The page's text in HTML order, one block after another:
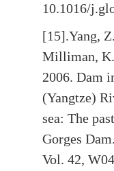
10.1016/
[15].Yang,
Milliman, K.
2006. Dam
(Yangtze)
sea: The
Gorges
Vol. 42,